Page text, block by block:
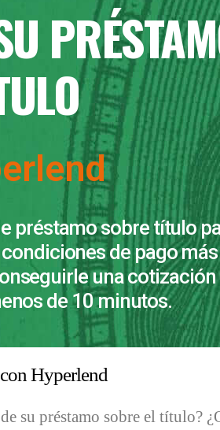
préstamo sobre título
de pago más
una cotización
de 10 minutos.
Hyperlend
su préstamo sobre el título?